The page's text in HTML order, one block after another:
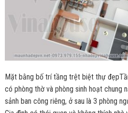
Mặt bằng bố trí tầng trệt biệt thự
có phòng thờ và phòng sinh hoạt chung
sảnh ban công riêng, ở sau là 3 phòng